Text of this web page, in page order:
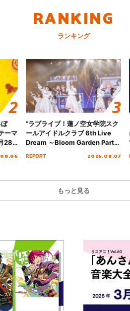
RANKING
ランキング
ーマ
28
“ラブライブ！蓮ノ空女学院スク
ールアイドルクラブ 6th Live
Dream ～Bloom Garden Party
REPORT 2026.08.07
もっと見る